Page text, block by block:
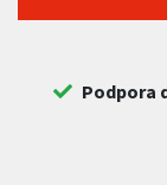
Podpora